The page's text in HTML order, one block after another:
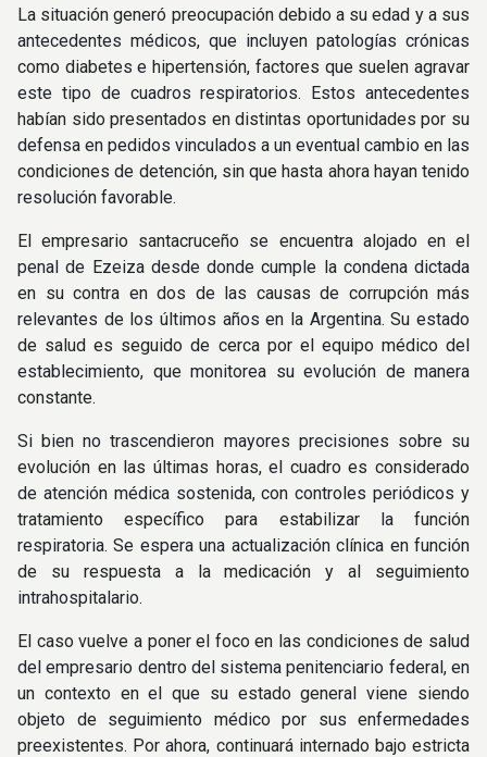
La situación generó preocupación debido a su edad y a sus
antecedentes médicos, que incluyen patologías crónicas
como diabetes e hipertensión, factores que suelen agravar
este tipo de cuadros respiratorios. Estos antecedentes
habían sido presentados en distintas oportunidades por su
defensa en pedidos vinculados a un eventual cambio en las
condiciones de detención, sin que hasta ahora hayan tenido
resolución favorable.
El empresario santacruceño se encuentra alojado en el
penal de Ezeiza desde donde cumple la condena dictada
en su contra en dos de las causas de corrupción más
relevantes de los últimos años en la Argentina. Su estado
de salud es seguido de cerca por el equipo médico del
establecimiento, que monitorea su evolución de manera
constante.
Si bien no trascendieron mayores precisiones sobre su
evolución en las últimas horas, el cuadro es considerado
de atención médica sostenida, con controles periódicos y
tratamiento específico para estabilizar la función
respiratoria. Se espera una actualización clínica en función
de su respuesta a la medicación y al seguimiento
intrahospitalario.
El caso vuelve a poner el foco en las condiciones de salud
del empresario dentro del sistema penitenciario federal, en
un contexto en el que su estado general viene siendo
objeto de seguimiento médico por sus enfermedades
preexistentes. Por ahora, continuará internado bajo estricta